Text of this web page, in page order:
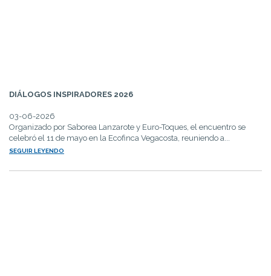
DIÁLOGOS INSPIRADORES 2026
03-06-2026
Organizado por Saborea Lanzarote y Euro-Toques, el encuentro se
celebró el 11 de mayo en la Ecofinca Vegacosta, reuniendo a...
SEGUIR LEYENDO